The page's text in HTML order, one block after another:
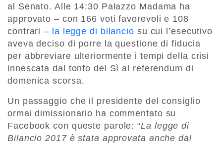
al Senato. Alle 14:30 Palazzo Madama ha
approvato – con 166 voti favorevoli e 108
contrari – la legge di bilancio su cui l’esecutivo
aveva deciso di porre la questione di fiducia
per abbreviare ulteriormente i tempi della crisi
innescata dal tonfo del Sì al referendum di
domenica scorsa.
Un passaggio che il presidente del consiglio
ormai dimissionario ha commentato su
Facebook con queste parole: “La legge di
Bilancio 2017 è stata approvata anche dal